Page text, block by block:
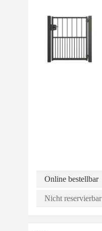
Online bestellbar
Nicht reservierbar